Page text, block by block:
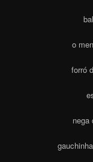
o
forró
nega